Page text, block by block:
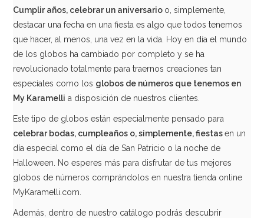
AÑADIR
Cumplir años, celebrar un aniversario o, simplemente,
destacar una fecha en una fiesta es algo que todos tenemos
que hacer, al menos, una vez en la vida. Hoy en día el mundo
de los globos ha cambiado por completo y se ha
revolucionado totalmente para traernos creaciones tan
especiales como los globos de números que tenemos en
My Karamelli a disposición de nuestros clientes.
Este tipo de globos están especialmente pensado para
celebrar bodas, cumpleaños o, simplemente, fiestasen un
día especial como el día de San Patricio o la noche de
Halloween. No esperes más para disfrutar de tus mejores
globos de números comprándolos en nuestra tienda online
MyKaramelli.com.
Además, dentro de nuestro catálogo podrás descubrir